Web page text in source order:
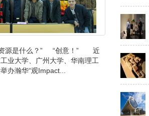
源是什么？” “创意！” 近
业大学、广州大学、华南理工
办瀚华“观Impact...